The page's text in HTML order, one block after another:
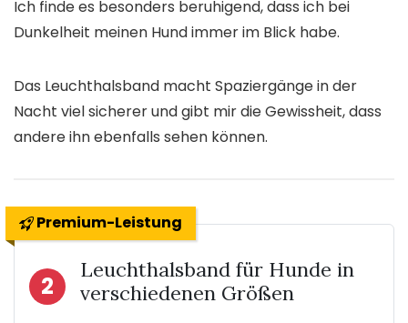
Ich finde es besonders beruhigend, dass ich bei
Dunkelheit meinen Hund immer im Blick habe.
Das Leuchthalsband macht Spaziergänge in der
Nacht viel sicherer und gibt mir die Gewissheit, dass
andere ihn ebenfalls sehen können.
Premium-Leistung
2
Leuchthalsband für Hunde in
verschiedenen Größen